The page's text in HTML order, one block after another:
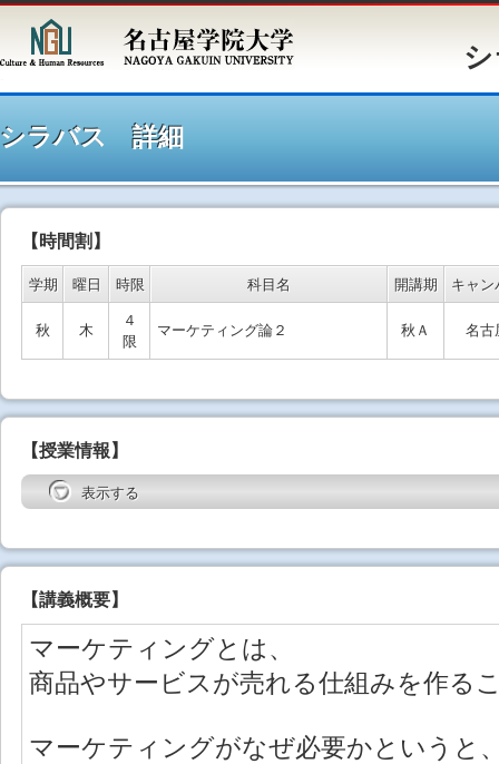
シラバ
シラバス 詳細
【時間割】
学期 曜日 時限 科目名 開講期 キャン
秋 木
４
限
マーケティング論２ 秋Ａ 名古
【授業情報】
表示する
【講義概要】
マーケティングとは、
商品やサービスが売れる仕組みを作る
マーケティングがなぜ必要かというと